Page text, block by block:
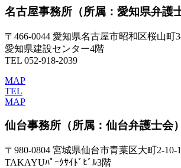
名古屋事務所 （所属：愛知県弁護
〒466-0044 愛知県名古屋市昭和区桜山町
愛知県建設センター4階
TEL 052-918-2039
MAP
TEL
MAP
仙台事務所 （所属：仙台弁護士会）
〒980-0804 宮城県仙台市青葉区大町2-10-
TAKAYUﾊﾟｰｸｻｲﾄﾞﾋﾞﾙ3階